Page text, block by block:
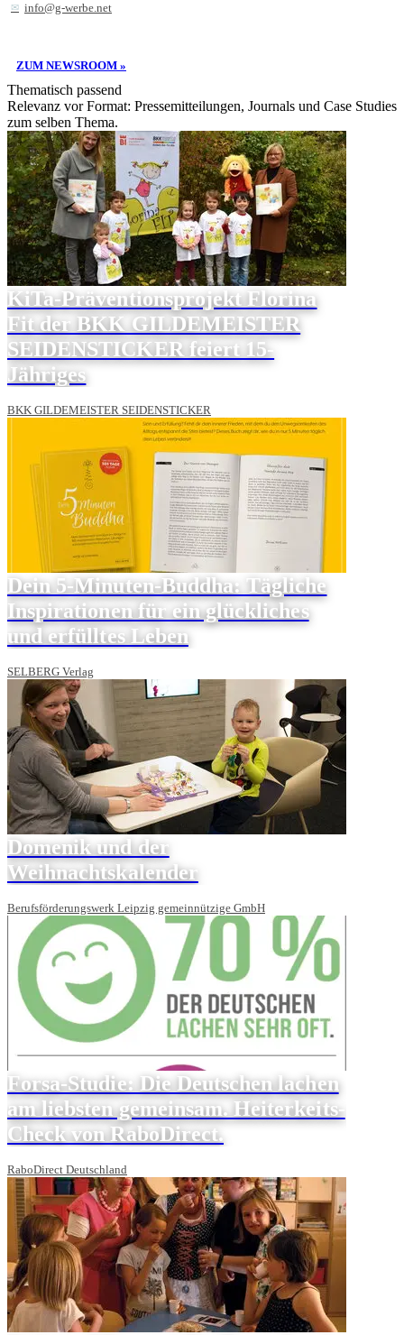
info@g-werbe.net
ZUM NEWSROOM »
Thematisch passend
Relevanz vor Format: Pressemitteilungen, Journals und Case Studies
zum selben Thema.
KiTa-Präventionsprojekt Florina
Fit der BKK GILDEMEISTER
SEIDENSTICKER feiert 15-
Jähriges
BKK GILDEMEISTER SEIDENSTICKER
Dein 5-Minuten-Buddha: Tägliche
Inspirationen für ein glückliches
und erfülltes Leben
SELBERG Verlag
Domenik und der
Weihnachtskalender
Berufsförderungswerk Leipzig gemeinnützige GmbH
Forsa-Studie: Die Deutschen lachen
am liebsten gemeinsam. Heiterkeits-
Check von RaboDirect.
RaboDirect Deutschland